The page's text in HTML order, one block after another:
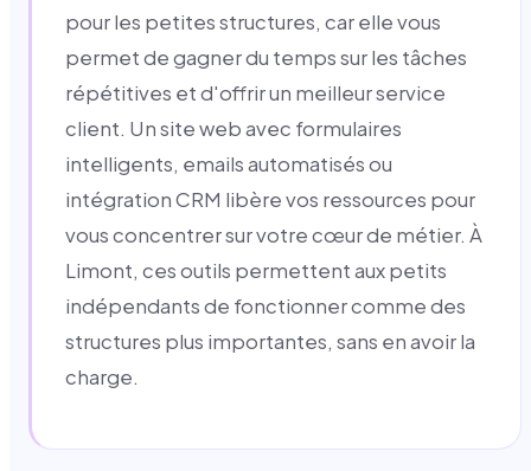
pour les petites structures, car elle vous
permet de gagner du temps sur les tâches
répétitives et d'offrir un meilleur service
client. Un site web avec formulaires
intelligents, emails automatisés ou
intégration CRM libère vos ressources pour
vous concentrer sur votre cœur de métier. À
Limont, ces outils permettent aux petits
indépendants de fonctionner comme des
structures plus importantes, sans en avoir la
charge.